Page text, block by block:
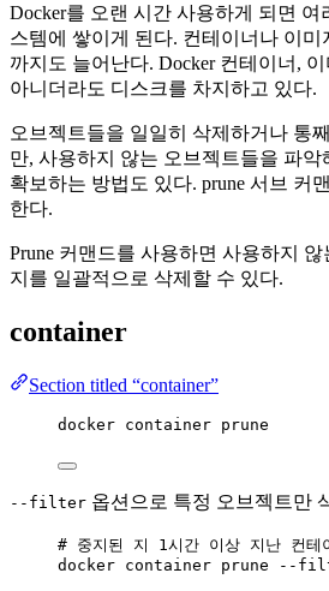
Docker를 오랜 시간 사용하게 되면 여
스템에 쌓이게 된다. 컨테이너나 이미
까지도 늘어난다. Docker 컨테이너,
아니더라도 디스크를 차지하고 있다.
오브젝트들을 일일히 삭제하거나 통
만, 사용하지 않는 오브젝트들을 파
확보하는 방법도 있다. prune 서브 커
한다.
Prune 커맨드를 사용하면 사용하지 않
지를 일괄적으로 삭제할 수 있다.
container
Section titled “container”
docker container prune
--filter 옵션으로 특정 오브젝트만
# 중지된 지 1시간 이상 지난 컨테
docker container prune --